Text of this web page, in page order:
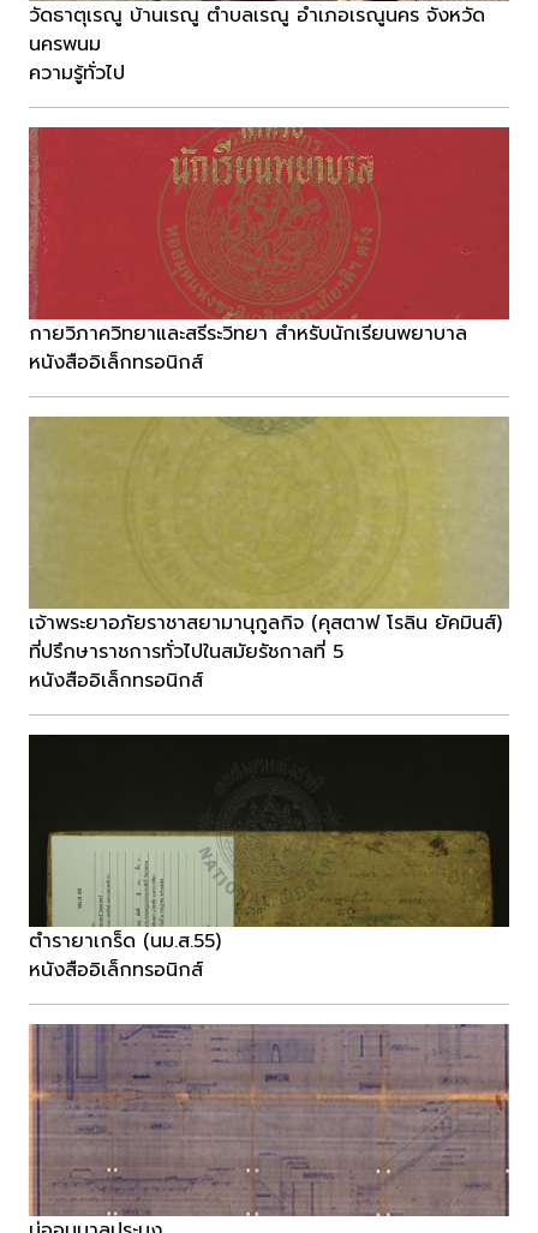
วัดธาตุเรณู บ้านเรณู ตำบลเรณู อำเภอเรณูนคร จังหวัด
นครพนม
ความรู้ทั่วไป
กายวิภาควิทยาและสรีระวิทยา สำหรับนักเรียนพยาบาล
หนังสืออิเล็กทรอนิกส์
เจ้าพระยาอภัยราชาสยามานุกูลกิจ (คุสตาฟ โรลิน ยัคมินส์)
ที่ปรึกษาราชการทั่วไปในสมัยรัชกาลที่ 5
หนังสืออิเล็กทรอนิกส์
ตำรายาเกร็ด (นม.ส.55)
หนังสืออิเล็กทรอนิกส์